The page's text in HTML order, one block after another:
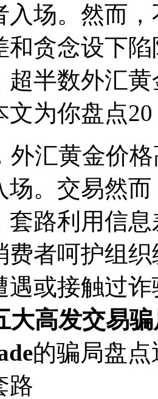
入场。然而
和贪念设下
超半数外汇
文为你盘点20
外汇黄金价
场。交易然而
套路利用信
费者呵护组
遇或接触过
大高发交易
的骗局盘
路